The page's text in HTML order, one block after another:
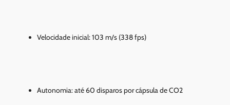
Velocidade inicial: 103 m/s (338 fps)
Autonomia: até 60 disparos por cápsula de CO2